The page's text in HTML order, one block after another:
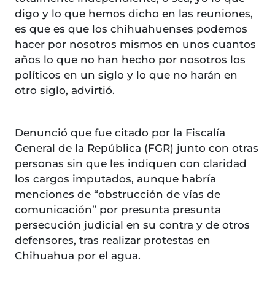
digo y lo que hemos dicho en las reuniones,
es que es que los chihuahuenses podemos
hacer por nosotros mismos en unos cuantos
años lo que no han hecho por nosotros los
políticos en un siglo y lo que no harán en
otro siglo, advirtió.
Denunció que fue citado por la Fiscalía
General de la República (FGR) junto con otras
personas sin que les indiquen con claridad
los cargos imputados, aunque habría
menciones de “obstrucción de vías de
comunicación” por presunta presunta
persecución judicial en su contra y de otros
defensores, tras realizar protestas en
Chihuahua por el agua.